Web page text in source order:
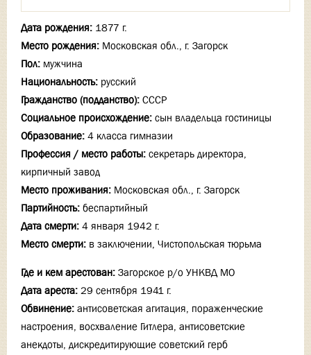
Дата рождения: 1877 г.
Место рождения: Московская обл., г. Загорск
Пол: мужчина
Национальность: русский
Гражданство (подданство): СССР
Социальное происхождение: сын владельца гостиницы
Образование: 4 класса гимназии
Профессия / место работы: секретарь директора,
кирпичный завод
Место проживания: Московская обл., г. Загорск
Партийность: беспартийный
Дата смерти: 4 января 1942 г.
Место смерти: в заключении, Чистопольская тюрьма
Где и кем арестован: Загорское р/о УНКВД МО
Дата ареста: 29 сентября 1941 г.
Обвинение: антисоветская агитация, пораженческие
настроения, восхваление Гитлера, антисоветские
анекдоты, дискредитирующие советский герб